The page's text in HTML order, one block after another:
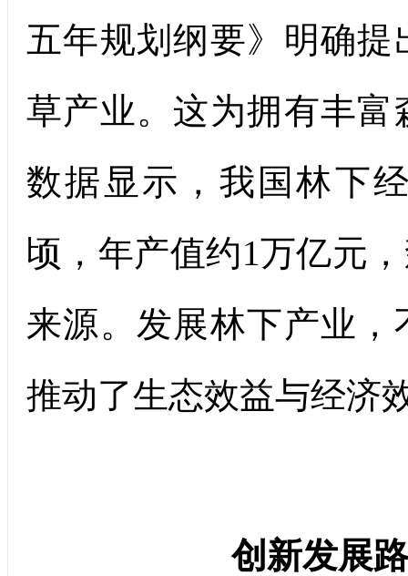
五年规划纲要》明确
草产业。这为拥有丰
数据显示，我国林下
顷，年产值约1万亿元
来源。发展林下产业
推动了生态效益与经济
创新发展